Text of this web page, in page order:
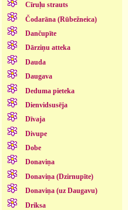
Cīruļu strauts
Čodarāna (Rūbežneica)
Dančupīte
Dārziņu atteka
Dauda
Daugava
Deduma pieteka
Dienvidsusēja
Dīvaja
Divupe
Dobe
Donaviņa
Donaviņa (Dzirnupīte)
Donaviņa (uz Daugavu)
Driksa